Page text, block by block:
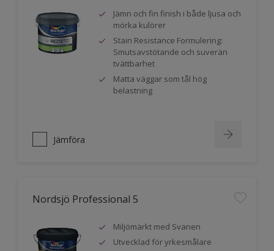
Jämn och fin finish i både ljusa och
mörka kulörer
Stain Resistance Formulering:
Smutsavstötande och suverän
tvättbarhet
Matta väggar som tål hög
belastning
Jämföra
Nordsjö Professional 5
Miljömärkt med Svanen
Utvecklad för yrkesmålare